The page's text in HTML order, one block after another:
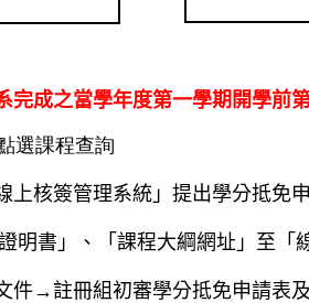
成之當學年度第一學期開學前
選課程查詢
核簽管理系統」提出學分抵免
明書」、 「課程大綱網址」 至「
件→註冊組初審學分抵免申請